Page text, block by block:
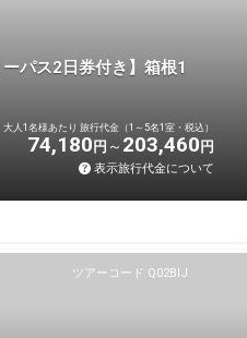
パス2日券付き】箱根1
大人1名様あたり 旅行代金（1～5名1室・税込）
74,180 円 203,460 円
表示旅行代金について
ツアーコード Q02BIJ